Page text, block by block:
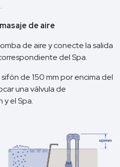
de aire
de aire y conecte la salida
del Spa.
de 150 mm por encima del
una válvula de
el Spa.